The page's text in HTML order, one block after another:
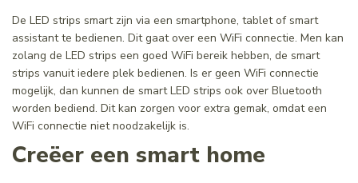
De LED strips smart zijn via een smartphone, tablet of smart
assistant te bedienen. Dit gaat over een WiFi connectie. Men kan
zolang de LED strips een goed WiFi bereik hebben, de smart
strips vanuit iedere plek bedienen. Is er geen WiFi connectie
mogelijk, dan kunnen de smart LED strips ook over Bluetooth
worden bediend. Dit kan zorgen voor extra gemak, omdat een
WiFi connectie niet noodzakelijk is.
Creëer een smart home